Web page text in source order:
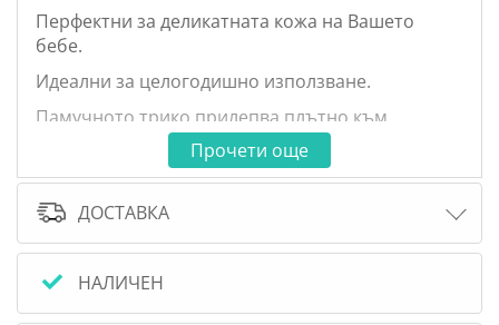
Перфектни за деликатната кожа на Вашето
бебе.
Идеални за целогодишно използване.
Памучното трико прилепва плътно към
матрака без да образува гънки.
Прочети още
ДОСТАВКА
НАЛИЧЕН